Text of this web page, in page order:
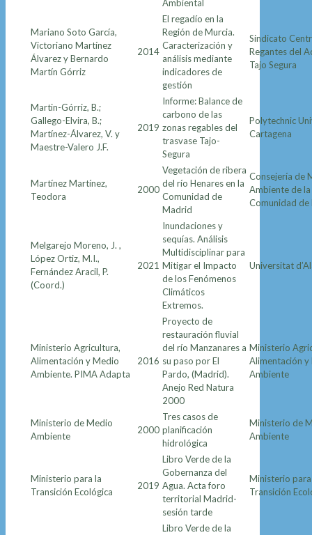
Ambiental
Mariano Soto García,
Victoriano Martínez
Álvarez y Bernardo
Martín Górriz
2014
El regadío en la
Región de Murcia.
Caracterización y
análisis mediante
indicadores de
gestión
Sindicato
Regantes del
Tajo Segura
Martin-Górriz, B.;
Gallego-Elvira, B.;
Martínez-Álvarez, V. y
Maestre-Valero J.F.
2019
Informe: Balance de
carbono de las
zonas regables del
trasvase Tajo-
Segura
Polytechnic
Cartagena
Martínez Martínez,
Teodora
2000
Vegetación de ribera
del río Henares en la
Comunidad de
Madrid
Consejería de
Ambiente de la
Comunidad
Melgarejo Moreno, J. ,
López Ortiz, M.I.,
Fernández Aracil, P.
(Coord.)
2021
Inundaciones y
sequías. Análisis
Multidisciplinar para
Mitigar el Impacto
de los Fenómenos
Climáticos
Extremos.
Universitat
Ministerio Agricultura,
Alimentación y Medio
Ambiente. PIMA Adapta
2016
Proyecto de
restauración fluvial
del río Manzanares a
su paso por El
Pardo, (Madrid).
Anejo Red Natura
2000
Ministerio
Alimentación
Ambiente
Ministerio de Medio
Ambiente
2000
Tres casos de
planificación
hidrológica
Ministerio de
Ambiente
Ministerio para la
Transición Ecológica
2019
Libro Verde de la
Gobernanza del
Agua. Acta foro
territorial Madrid-
sesión tarde
Ministerio
Transición
Libro Verde de la